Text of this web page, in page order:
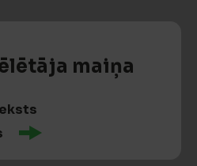
maiņa